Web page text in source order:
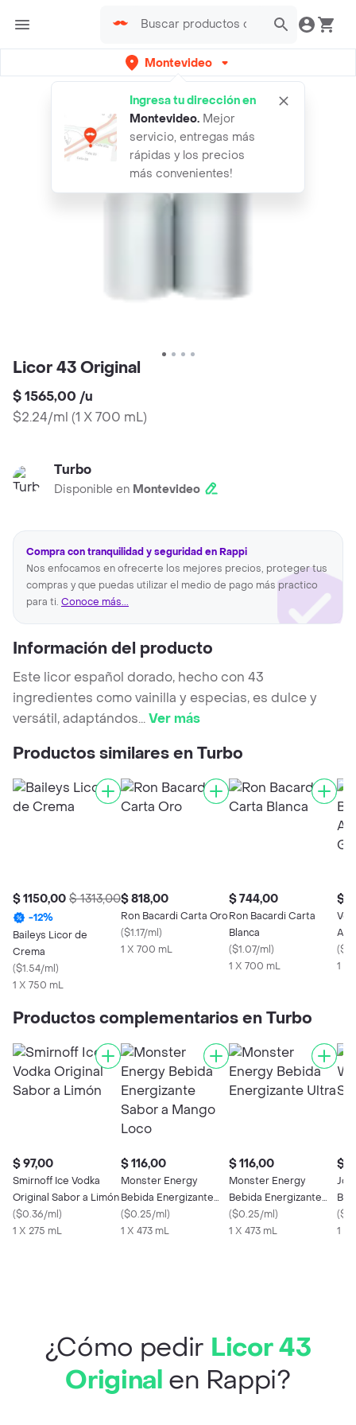
Montevideo
Ingresa tu dirección en
Montevideo. Mejor
servicio, entregas más
rápidas y los precios
más convenientes!
Licor 43 Original
$ 1565,00 /u
$2.24/ml (1 X 700 mL)
Turbo
Disponible en Montevideo
Compra con tranquilidad y seguridad en Rappi
Nos enfocamos en ofrecerte los mejores precios, proteger tus
compras y que puedas utilizar el medio de pago más practico
para ti. Conoce más...
Información del producto
Este licor español dorado, hecho con 43
ingredientes como vainilla y especias, es dulce y
versátil, adaptándos...Ver más
Productos similares en Turbo
$ 1150,00 $ 1313,00
-12%
Baileys Licor de
Crema
($1.54/ml)
1 X 750 mL
$ 818,00
Ron Bacardi Carta Oro
($1.17/ml)
1 X 700 mL
$ 744,00
Ron Bacardi Carta
Blanca
($1.07/ml)
1 X 700 mL
$
Miel
(
1 X
Productos complementarios en Turbo
$ 97,00
Smirnoff Ice Vodka
Original Sabor a Limón
($0.36/ml)
1 X 275 mL
$ 116,00
Monster Energy
Bebida Energizante
Sabor a Mango Loco
($0.25/ml)
1 X 473 mL
$ 116,00
Monster Energy
Bebida Energizante
Ultra
($0.25/ml)
1 X 473 mL
$
(
1 X
¿Cómo pedir Licor 43
Original en Rappi?